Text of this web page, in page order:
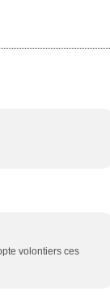
volontiers ces